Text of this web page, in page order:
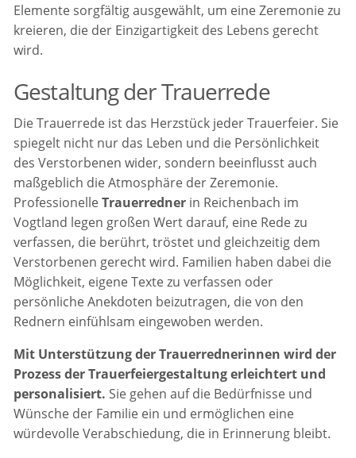
Elemente sorgfältig ausgewählt, um eine Zeremonie zu
kreieren, die der Einzigartigkeit des Lebens gerecht
wird.
Gestaltung der Trauerrede
Die Trauerrede ist das Herzstück jeder Trauerfeier. Sie
spiegelt nicht nur das Leben und die Persönlichkeit
des Verstorbenen wider, sondern beeinflusst auch
maßgeblich die Atmosphäre der Zeremonie.
ProfessionelleTrauerredner in Reichenbach im
Vogtland legen großen Wert darauf, eine Rede zu
verfassen, die berührt, tröstet und gleichzeitig dem
Verstorbenen gerecht wird. Familien haben dabei die
Möglichkeit, eigene Texte zu verfassen oder
persönliche Anekdoten beizutragen, die von den
Rednern einfühlsam eingewoben werden.
Mit Unterstützung der Trauerrednerinnen wird der
Prozess der Trauerfeiergestaltung erleichtert und
personalisiert. Sie gehen auf die Bedürfnisse und
Wünsche der Familie ein und ermöglichen eine
würdevolle Verabschiedung, die in Erinnerung bleibt.